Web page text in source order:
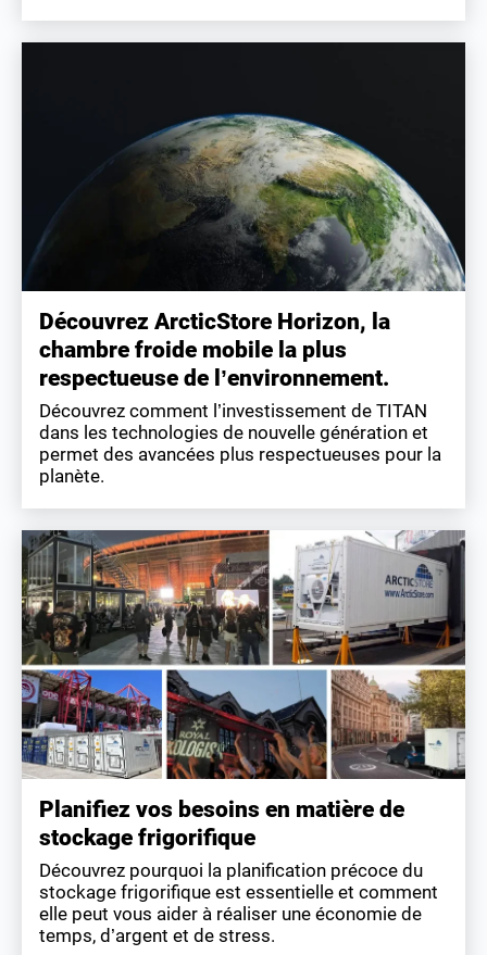
Découvrez ArcticStore Horizon, la
chambre froide mobile la plus
respectueuse de l’environnement.
Découvrez comment l’investissement de TITAN
dans les technologies de nouvelle génération et
permet des avancées plus respectueuses pour la
planète.
Planifiez vos besoins en matière de
stockage frigorifique
Découvrez pourquoi la planification précoce du
stockage frigorifique est essentielle et comment
elle peut vous aider à réaliser une économie de
temps, d’argent et de stress.